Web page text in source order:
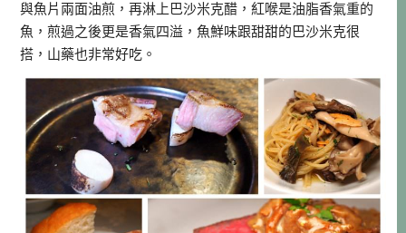
與魚片兩面油煎，再淋上巴沙米克醋，紅喉是油脂香氣重的
魚，煎過之後更是香氣四溢，魚鮮味跟甜甜的巴沙米克很
搭，山藥也非常好吃。